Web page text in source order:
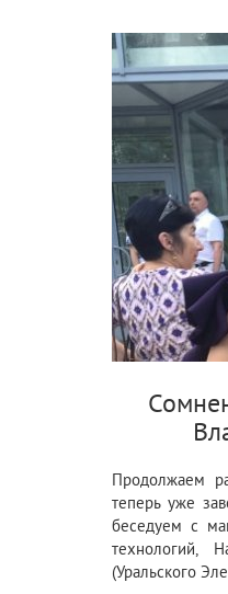
Продолжаем
теперь уже
беседуем с
технологий,
(Уральского